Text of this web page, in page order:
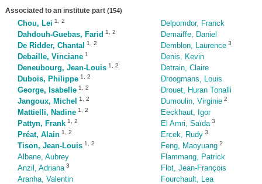
Associated to an institute part (154)
Chou, Lei 1 2
Dahdouh-Guebas, Farid 1 2
De Ridder, Chantal 1 2
Debaille, Vinciane 1
Deneubourg, Jean-Louis 1 2
Dubois, Philippe 1 2
George, Isabelle 1 2
Jangoux, Michel 1 2
Mattielli, Nadine 1 2
Pattyn, Frank 1 2
Préat, Alain 1 2
Tison, Jean-Louis 1 2
Albane, Aubrey
Anzil, Adriana 3
Aranha, Valentin
Delpomdor, Franck
Demaiffe, Daniel
Demblon, Laurence 3
Denis, Kevin
Detrain, Claire
Droogmans, Louis
Drouet, Huran Tonalli
Dumoulin, Virginie 2
Eeckhaut, Igor
El Amri, Saïda 3
Ercek, Rudy 3
Feng, Maoyuang 2
Flammang, Patrick
Flot, Jean-François
Fourchault, Lea